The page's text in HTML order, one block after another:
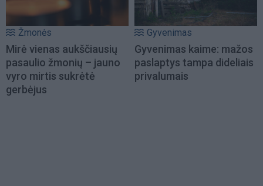
Žmonės
Mirė vienas aukščiausių
pasaulio žmonių – jauno
vyro mirtis sukrėtė
gerbėjus
Gyvenimas
Gyvenimas kaime: mažos
paslaptys tampa dideliais
privalumais